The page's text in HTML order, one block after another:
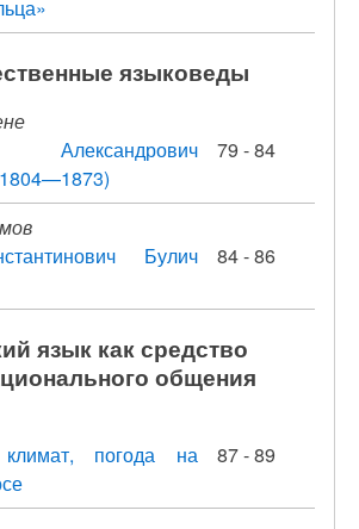
языковеды
79 - 84
Булич
84 - 86
язык как средство
общения
погода на
87 - 89